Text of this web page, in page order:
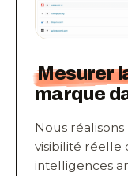
Mesurer
marque
Nous
visibilité réelle
intelligences